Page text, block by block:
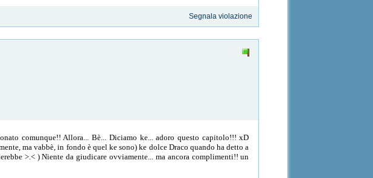
Segnala violazione
comunque!! Allora... Bè... Diciamo ke... adoro questo capitolo!!! xD
ma vabbè, in fondo è quel ke sono) ke dolce Draco quando ha detto a
>.< ) Niente da giudicare ovviamente... ma ancora complimenti!! un